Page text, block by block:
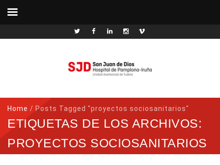
Home / Posts Tagged "proyectos sociosanitarios"
ETIQUETAS DE LOS ARCHIVOS:
PROYECTOS SOCIOSANITARIOS